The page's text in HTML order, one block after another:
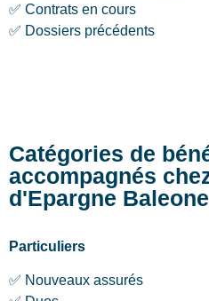
✅ Contrats en cours
✅ Dossiers précédents
Catégories de
accompagnés
d'Epargne Baleone
Particuliers
✅ Nouveaux assurés